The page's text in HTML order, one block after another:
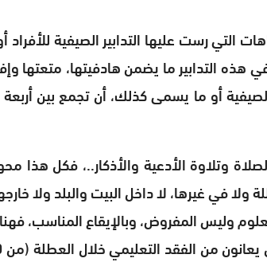
التي رست عليها التدابير الصيفية للأفراد
التدابير ما يضمن هادفيتها، متعتها
أو ما يسمى كذلك، أن تجمع بين
وتلاوة الأدعية والأذكار..، فكل هذا
في غيرها، لا داخل البيت والبلد ولا
وليس المفروض، وبالإيقاع المناسب،